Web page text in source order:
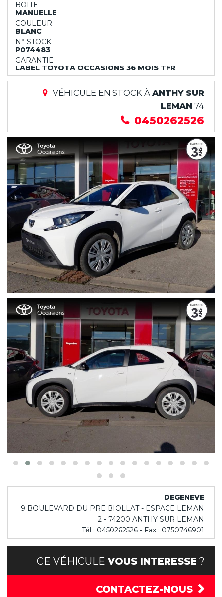
BOITE
MANUELLE
COULEUR
BLANC
N° STOCK
P074483
GARANTIE
LABEL TOYOTA OCCASIONS 36 MOIS TFR
VÉHICULE EN STOCK À ANTHY SUR
LEMAN 74
0450262526
DEGENEVE
9 BOULEVARD DU PRE BIOLLAT - ESPACE LEMAN
2 - 74200 ANTHY SUR LEMAN
Tél : 0450262526 - Fax : 0750746901
CE VÉHICULE VOUS INTERESSE ?
CONTACTEZ-NOUS